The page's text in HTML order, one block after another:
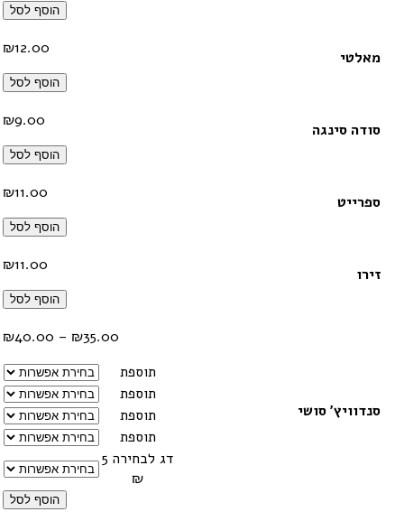
הוסף לסל
מאלטי ₪12.00
הוסף לסל
סודה סינגה ₪9.00
הוסף לסל
ספרייט ₪11.00
הוסף לסל
זירו ₪11.00
הוסף לסל
סנדוויץ' סושי
₪35.00
–
₪40.00
עד
תוספת
תוספת
תוספת
תוספת
דג לבחירה 5
₪
הוסף לסל